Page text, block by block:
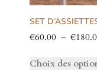
SET
€60.00 – €
Choix des